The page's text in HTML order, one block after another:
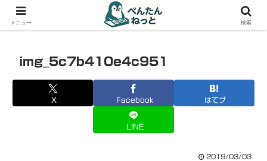
PCやガジェットの備忘録
img_5c7b410e4c951
X Facebook はてブ
LINE
2019/03/03
メニュー 検索